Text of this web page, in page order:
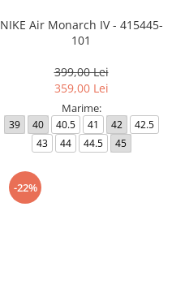
NIKE Air Monarch IV - 415445-
101
399,00 Lei
359,00 Lei
Marime:
39 40 40.5 41 42
42.5
43
44 44.5 45
-22%